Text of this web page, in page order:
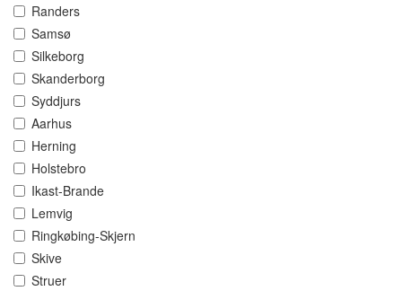
Randers
Samsø
Silkeborg
Skanderborg
Syddjurs
Aarhus
Herning
Holstebro
Ikast-Brande
Lemvig
Ringkøbing-Skjern
Skive
Struer